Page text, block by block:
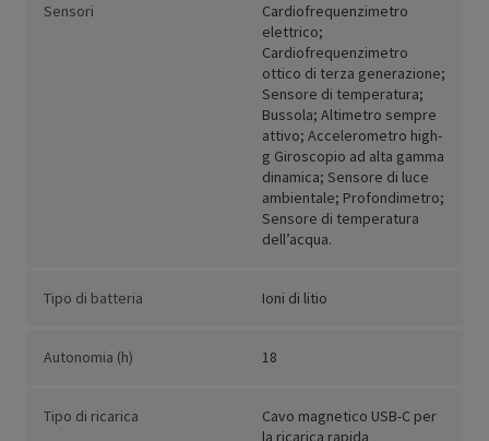
Sensori
Cardiofrequenzimetro
elettrico;
Cardiofrequenzimetro
ottico di terza generazione;
Sensore di temperatura;
Bussola; Altimetro sempre
attivo; Accelerometro high-
g Giroscopio ad alta gamma
dinamica; Sensore di luce
ambientale; Profondimetro;
Sensore di temperatura
dell’acqua.
Tipo di batteria Ioni di litio
Autonomia (h) 18
Tipo di ricarica
Cavo magnetico USB-C per
la ricarica rapida